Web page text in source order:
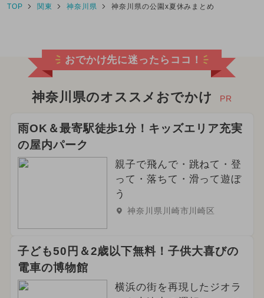
TOP 関東 神奈川県 神奈川県の公園x夏休みまとめ
おでかけ先に迷ったらココ！
神奈川県のオススメおでかけ PR
雨OK＆最寄駅徒歩1分！キッズエリア充実
の屋内パーク
親子で飛んで・跳ねて・登
って・落ちて・滑って遊ぼ
う
神奈川県川崎市川崎区
子ども50円＆2歳以下無料！子供大喜びの
電車の博物館
横浜の街を再現したジオラ